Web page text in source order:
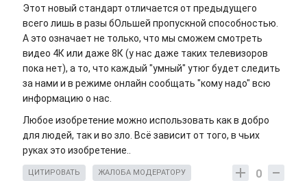
Этот новый стандарт отличается от предыдущего
всего лишь в разы бОльшей пропускной способностью.
А это означает не только, что мы сможем смотреть
видео 4К или даже 8К (у нас даже таких телевизоров
пока нет), а то, что каждый "умный" утюг будет следить
за нами и в режиме онлайн сообщать "кому надо" всю
информацию о нас.
Любое изобретение можно использовать как в добро
для людей, так и во зло. Всё зависит от того, в чьих
руках это изобретение..
0
ЦИТИРОВАТЬ ЖАЛОБА МОДЕРАТОРУ